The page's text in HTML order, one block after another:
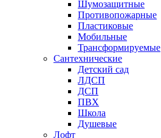
Шумозащитные
Противопожарные
Пластиковые
Мобильные
Трансформируемые
Сантехнические
Детский сад
ЛДСП
ДСП
ПВХ
Школа
Душевые
Лофт